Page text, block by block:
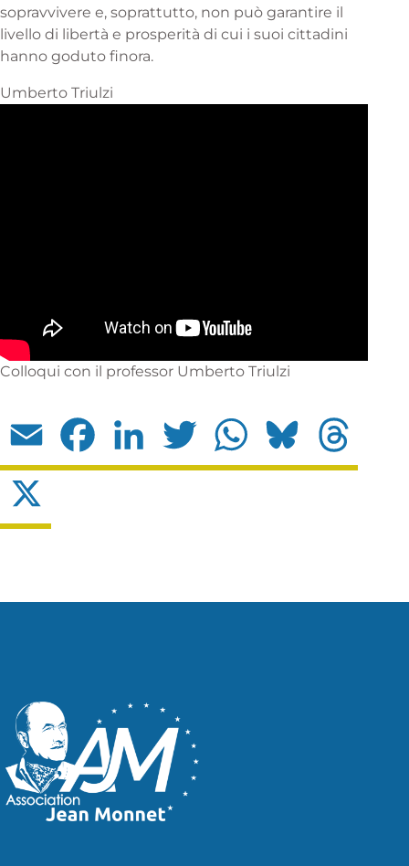
sopravvivere e, soprattutto, non può garantire il
livello di libertà e prosperità di cui i suoi cittadini
hanno goduto finora.
Umberto Triulzi
Colloqui con il professor Umberto Triulzi
Email Facebook LinkedIn Twitter WhatsApp Bluesky